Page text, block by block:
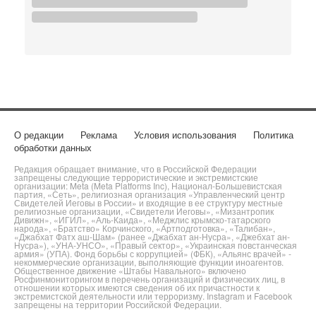
О редакции Реклама Условия использования
Политика
обработки данных
Редакция обращает внимание, что в Российской Федерации
запрещены следующие террористические и экстремистские
организации: Meta (Meta Platforms Inc), Национал-Большевистская
партия, «Сеть», религиозная организация «Управленческий центр
Свидетелей Иеговы в России» и входящие в ее структуру местные
религиозные организации, «Свидетели Иеговы», «Мизантропик
Дивижн», «ИГИЛ», «Аль-Каида», «Меджлис крымско-татарского
народа», «Братство» Корчинского, «Артподготовка», «Талибан»,
«Джабхат Фатх аш-Шам» (ранее «Джабхат ан-Нусра», «Джебхат ан-
Нусра»), «УНА-УНСО», «Правый сектор», «Украинская повстанческая
армия» (УПА). Фонд борьбы с коррупцией» (ФБК), «Альянс врачей» -
некоммерческие организации, выполняющие функции иноагентов.
Общественное движение «Штабы Навального» включено
Росфинмониторингом в перечень организаций и физических лиц, в
отношении которых имеются сведения об их причастности к
экстремистской деятельности или терроризму. Instagram и Facebook
запрещены на территории Российской Федерации.